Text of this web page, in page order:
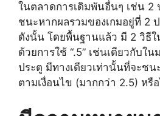
ในตลาดการเดิมพันอื่นๆ เช่น
ชนะหากผลรวมของเกมอยู่ที่ 2
ดังนั้น โดยพื้นฐานแล้ว มี 2 วิธี
ด้วยการใช้ “.5” เช่นเดียวกับใ
ประตู มีทางเดียวเท่านั้นที่จะชน
ตามเงื่อนไข (มากกว่า 2.5) หรื